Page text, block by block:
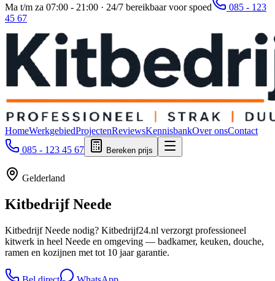
Ma t/m za 07:00 - 21:00 · 24/7 bereikbaar voor spoed
085 - 123
45 67
HomeWerkgebiedProjectenReviewsKennisbankOver onsContact
085 - 123 45 67
Bereken prijs
Gelderland
KitbedrijfNeede
Kitbedrijf Neede nodig? Kitbedrijf24.nl verzorgt professioneel
kitwerk in heel Neede en omgeving — badkamer, keuken, douche,
ramen en kozijnen met tot 10 jaar garantie.